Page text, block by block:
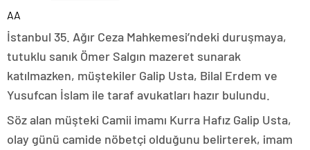
AA
İstanbul 35. Ağır Ceza Mahkemesi’ndeki duruşmaya,
tutuklu sanık Ömer Salgın mazeret sunarak
katılmazken, müştekiler Galip Usta, Bilal Erdem ve
Yusufcan İslam ile taraf avukatları hazır bulundu.
Söz alan müşteki Camii imamı Kurra Hafız Galip Usta,
olay günü camide nöbetçi olduğunu belirterek, imam